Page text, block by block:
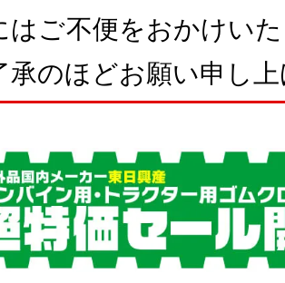
はご不便をおかけい
承のほどお願い申し